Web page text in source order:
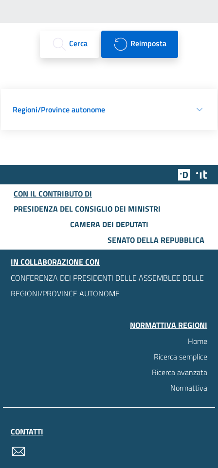
Cerca Reimposta
Regioni/Province autonome
Team
CON IL CONTRIBUTO DI
PRESIDENZA DEL CONSIGLIO DEI MINISTRI
CAMERA DEI DEPUTATI
SENATO DELLA REPUBBLICA
IN COLLABORAZIONE CON
CONFERENZA DEI PRESIDENTI DELLE ASSEMBLEE DELLE
REGIONI/PROVINCE AUTONOME
NORMATTIVA REGIONI
Home
Ricerca semplice
Ricerca avanzata
Normattiva
CONTATTI